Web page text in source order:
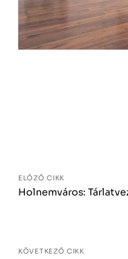
ELŐZŐ CIKK
Holnemváros:
KÖVETKEZŐ CIKK